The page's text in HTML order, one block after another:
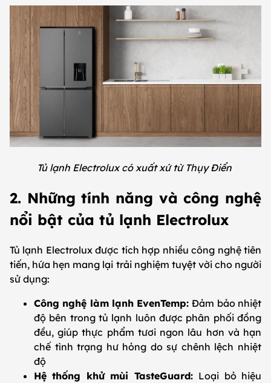
Tủ lạnh Electrolux có xuất xứ từ Thụy Điển
2. Những tính năng và công nghệ
nổi bật của tủ lạnh Electrolux
Tủ lạnh Electrolux được tích hợp nhiều công nghệ tiên
tiến, hứa hẹn mang lại trải nghiệm tuyệt vời cho người
sử dụng:
Công nghệ làm lạnh EvenTemp:Đảm bảo nhiệt
độ bên trong tủ lạnh luôn được phân phối đồng
đều, giúp thực phẩm tươi ngon lâu hơn và hạn
chế tình trạng hư hỏng do sự chênh lệch nhiệt
độ
Hệ thống khử mùi TasteGuard: Loại bỏ hiệu